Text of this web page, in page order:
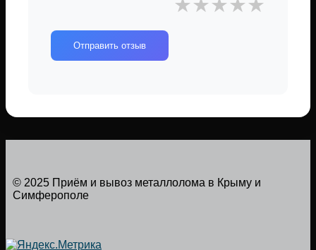
★
★
★
★
★
Отправить отзыв
© 2025 Приём и вывоз металлолома в Крыму и
Симферополе